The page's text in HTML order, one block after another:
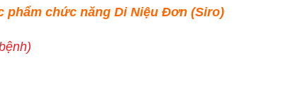
phẩm chức năng Di Niệu Đơn (Siro)